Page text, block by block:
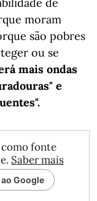
moram
são pobres
ou se
mais ondas
e
fonte
Saber mais
Google